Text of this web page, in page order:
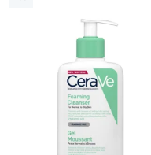
était :
est :